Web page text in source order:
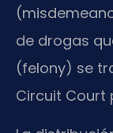
de drogas
(felony) se
Circuit Court